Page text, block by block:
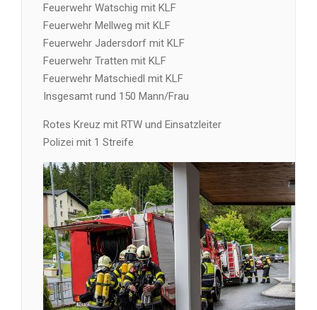
Feuerwehr Watschig mit KLF
Feuerwehr Mellweg mit KLF
Feuerwehr Jadersdorf mit KLF
Feuerwehr Tratten mit KLF
Feuerwehr Matschiedl mit KLF
Insgesamt rund 150 Mann/Frau
Rotes Kreuz mit RTW und Einsatzleiter
Polizei mit 1 Streife